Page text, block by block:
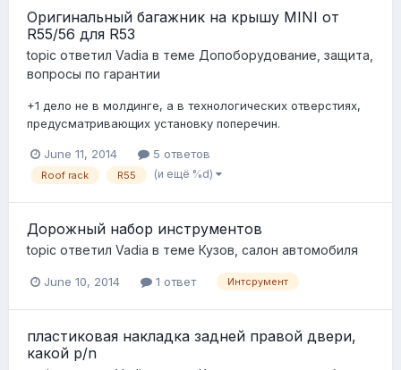
Оригинальный багажник на крышу MINI от
R55/56 для R53
topic ответил Vadia в теме Допоборудование, защита,
вопросы по гарантии
+1 дело не в молдинге, а в технологических отверстиях,
предусматривающих установку поперечин.
June 11, 2014 5 ответов
Roof rack R55 (и ещё %d)
Дорожный набор инструментов
topic ответил Vadia в теме Кузов, салон автомобиля
June 10, 2014 1 ответ Интсрумент
пластиковая накладка задней правой двери,
какой p/n